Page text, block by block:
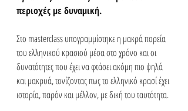
περιοχές με δυναμική.
Στο masterclass υπογραμμίστηκε η μακρά πορεία
του ελληνικού κρασιού μέσα στο χρόνο και οι
δυνατότητες που έχει να φτάσει ακόμη πιο ψηλά
και μακρυά, τονίζοντας πως το ελληνικό κρασί έχει
ιστορία, παρόν και μέλλον, με δική του ταυτότητα.